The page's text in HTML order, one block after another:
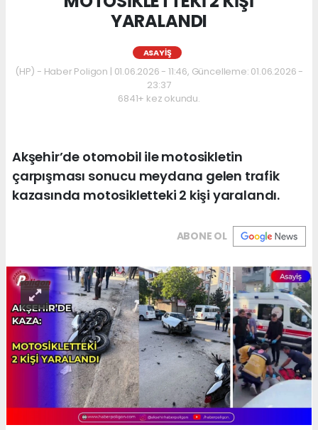
YARALANDI
ASAYIŞ
(HP) - Haber Poligon | 01.06.2026 - 11:46, Güncelleme: 01.06.2026 -
23:37
6841+ kez okundu.
Akşehir’de otomobil ile motosikletin
çarpışması sonucu meydana gelen trafik
kazasında motosikletteki 2 kişi yaralandı.
ABONE OL